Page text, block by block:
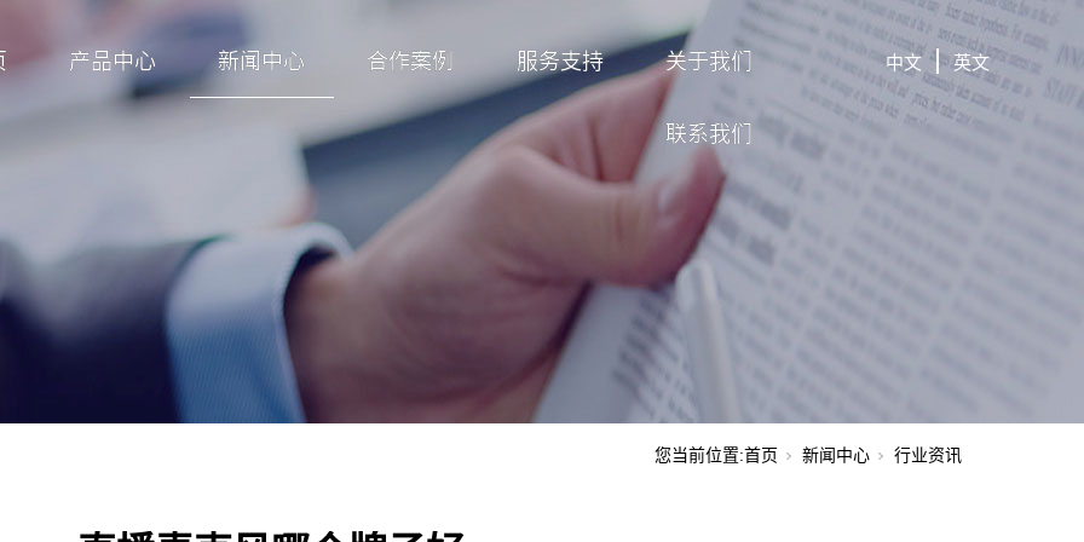
产品中心 新闻中心 合作案例 服务支持 关于我们
联系我们
中文 英文
您当前位置:首页 新闻中心 行业资讯